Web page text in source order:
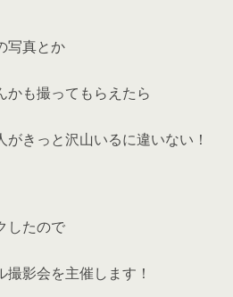
写真とか
かも撮ってもらえたら
きっと沢山いるに違いない！
したので
撮影会を主催します！